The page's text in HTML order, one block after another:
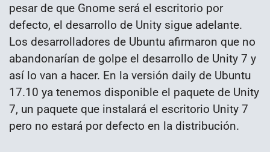
pesar de que Gnome será el escritorio por
defecto, el desarrollo de Unity sigue adelante.
Los desarrolladores de Ubuntu afirmaron que no
abandonarían de golpe el desarrollo de Unity 7 y
así lo van a hacer. En la versión daily de Ubuntu
17.10 ya tenemos disponible el paquete de Unity
7, un paquete que instalará el escritorio Unity 7
pero no estará por defecto en la distribución.